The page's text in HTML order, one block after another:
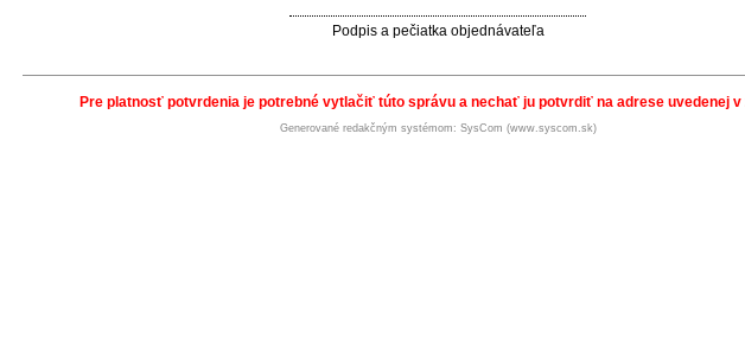
Podpis a pečiatka objednávateľa
Pre platnosť potvrdenia je potrebné vytlačiť túto správu a nechať ju potvrdiť na adrese uvedenej v
Generované redakčným systémom: SysCom (www.syscom.sk)